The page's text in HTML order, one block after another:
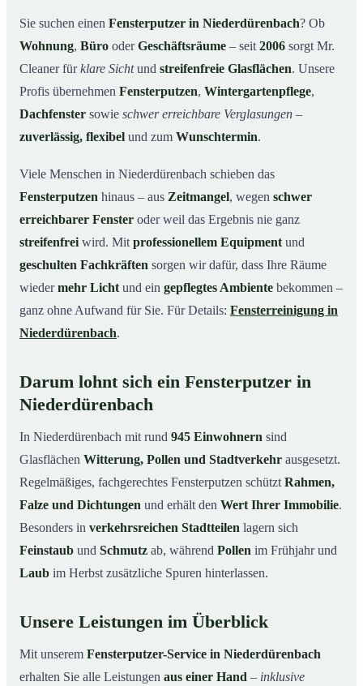
03Unsere Leistungen im Überblick
04Warum Mr. Cleaner in Niederdürenbach?
05So funktioniert’s
07Jetzt kostenloses Angebot einholen
Niederdürenbach im Einsatz
Sie suchen einen Fensterputzer in Niederdürenbach? Ob
Wohnung, Büro oderGeschäftsräume – seit 2006 sorgt Mr.
Cleaner fürklare Sichtund streifenfreie Glasflächen. Unsere
Profis übernehmen Fensterputzen, Wintergartenpflege,
Dachfenster sowie schwer erreichbare Verglasungen –
zuverlässig, flexibel und zum Wunschtermin.
Viele Menschen in Niederdürenbach schieben das
Fensterputzen hinaus – aus Zeitmangel, wegen schwer
erreichbarer Fenster oder weil das Ergebnis nie ganz
streifenfrei wird. Mit professionellem Equipment und
geschulten Fachkräften sorgen wir dafür, dass Ihre Räume
wiedermehr Licht und ein gepflegtes Ambiente bekommen –
ganz ohne Aufwand für Sie. Für Details: Fensterreinigung in
Niederdürenbach.
Darum lohnt sich ein Fensterputzer in
Niederdürenbach
In Niederdürenbach mit rund 945 Einwohnern sind
Glasflächen Witterung, Pollen und Stadtverkehr ausgesetzt.
Regelmäßiges, fachgerechtes Fensterputzen schützt Rahmen,
Falze und Dichtungen und erhält den Wert Ihrer Immobilie.
Besonders in verkehrsreichen Stadtteilen lagern sich
Feinstaub und Schmutz ab, während Pollen im Frühjahr und
Laub im Herbst zusätzliche Spuren hinterlassen.
Unsere Leistungen im Überblick
Mit unserem Fensterputzer-Service in Niederdürenbach
erhalten Sie alle Leistungen aus einer Hand – inklusive